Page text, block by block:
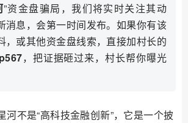
”资金盘骗局，我们将实时关注其动
消息，会第一时间发布。如果你有该
，或其他资金盘线索，直接加村长的
，把证据砸过来，村长帮你曝光
河不是“高科技金融创新”，它是一个披